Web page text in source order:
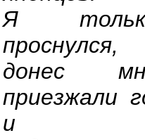
Я
донес
приезжали
и